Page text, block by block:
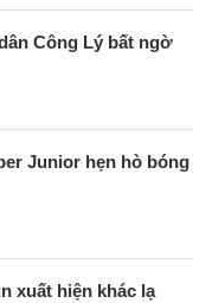
Công Lý bất ngờ
Junior hẹn hò bóng
xuất hiện khác lạ